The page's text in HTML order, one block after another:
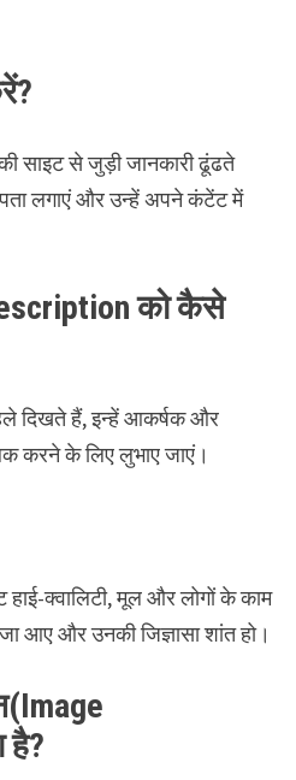
साइट से जुड़ी जानकारी ढूंढते
लगाएं और उन्हें अपने कंटेंट में
को कैसे
दिखते हैं, इन्हें आकर्षक और
करने के लिए लुभाए जाएं।
क्वालिटी, मूल और लोगों के काम
आए और उनकी जिज्ञासा शांत हो।
है?